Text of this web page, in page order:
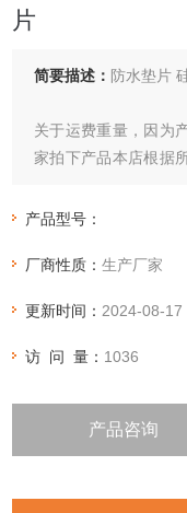
片
简要描述： 防水垫片
关于运费重量，因为
家拍下产品本店根据
急用可发顺丰运费到
产品型号：
厂商性质：生产厂家
更新时间： 2024-08-17
访 问 量： 1036
产品咨询